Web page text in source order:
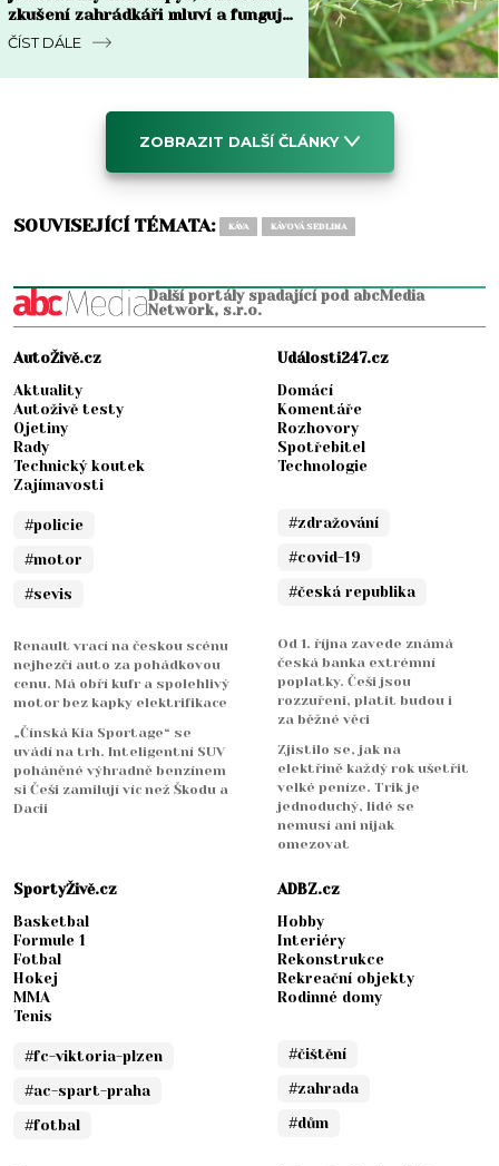
zkušení zahrádkáři mluví a funguje
do týdne
ČÍST DÁLE
ZOBRAZIT DALŠÍ ČLÁNKY
SOUVISEJÍCÍ TÉMATA: KÁVA KÁVOVÁ SEDLINA
Další portály spadající pod abcMedia
Network, s.r.o.
AutoŽivě.cz
Aktuality
Autoživě testy
Ojetiny
Rady
Technický koutek
Zajímavosti
#policie
#motor
#sevis
Renault vrací na českou scénu
nejhezčí auto za pohádkovou
cenu. Má obří kufr a spolehlivý
motor bez kapky elektrifikace
„Čínská Kia Sportage“ se
uvádí na trh. Inteligentní SUV
poháněné výhradně benzínem
si Češi zamilují víc než Škodu a
Dacii
Události247.cz
Domácí
Komentáře
Rozhovory
Spotřebitel
Technologie
#zdražování
#covid-19
#česká republika
Od 1. října zavede známá
česká banka extrémní
poplatky. Češi jsou
rozzuřeni, platit budou i
za běžné věci
Zjistilo se, jak na
elektřině každý rok ušetřit
velké peníze. Trik je
jednoduchý, lidé se
nemusí ani nijak
omezovat
SportyŽivě.cz
Basketbal
Formule 1
Fotbal
Hokej
MMA
Tenis
#fc-viktoria-plzen
#ac-spart-praha
#fotbal
ADBZ.cz
Hobby
Interiéry
Rekonstrukce
Rekreační objekty
Rodinné domy
#čištění
#zahrada
#dům